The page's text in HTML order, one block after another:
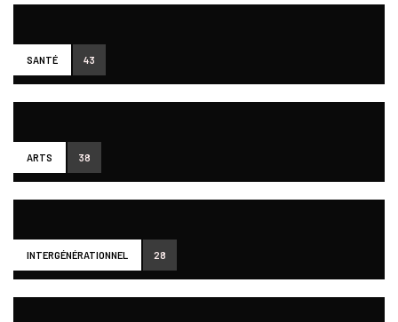
SANTÉ 43
ARTS 38
INTERGÉNÉRATIONNEL 28